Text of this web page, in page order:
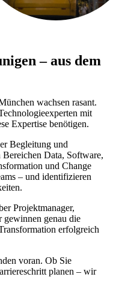
– aus dem
wachsen rasant.
mit
Expertise benötigen.
Begleitung und
Data, Software,
und Change
– und identifizieren
Projektmanager,
gewinnen genau die
erfolgreich
voran. Ob Sie
planen – wir